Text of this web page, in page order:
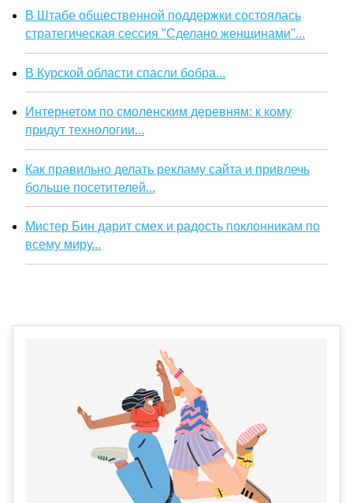
В Штабе общественной поддержки состоялась
стратегическая сессия "Сделано женщинами"...
В Курской области спасли бобра...
Интернетом по смоленским деревням: к кому
придут технологии...
Как правильно делать рекламу сайта и привлечь
больше посетителей...
Мистер Бин дарит смех и радость поклонникам по
всему миру...